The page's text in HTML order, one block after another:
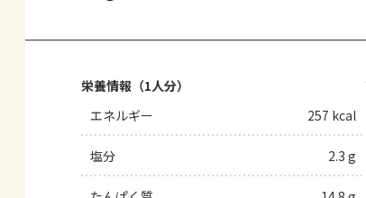
栄養情報（1人分）
エネルギー
257 kcal
塩分 2.3 g